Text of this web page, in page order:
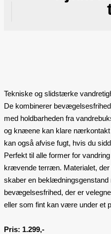
Tekniske og slidstærke
De kombinerer
med holdbarheden fra
og knæene kan klare
kan også afvise fugt, hvis du
Perfekt til alle former for
krævende terræn. Materialet,
skaber en beklædningsgenstand
bevægelsesfrihed, der er
eller som fint kan være under et
Pris: 1.299,-